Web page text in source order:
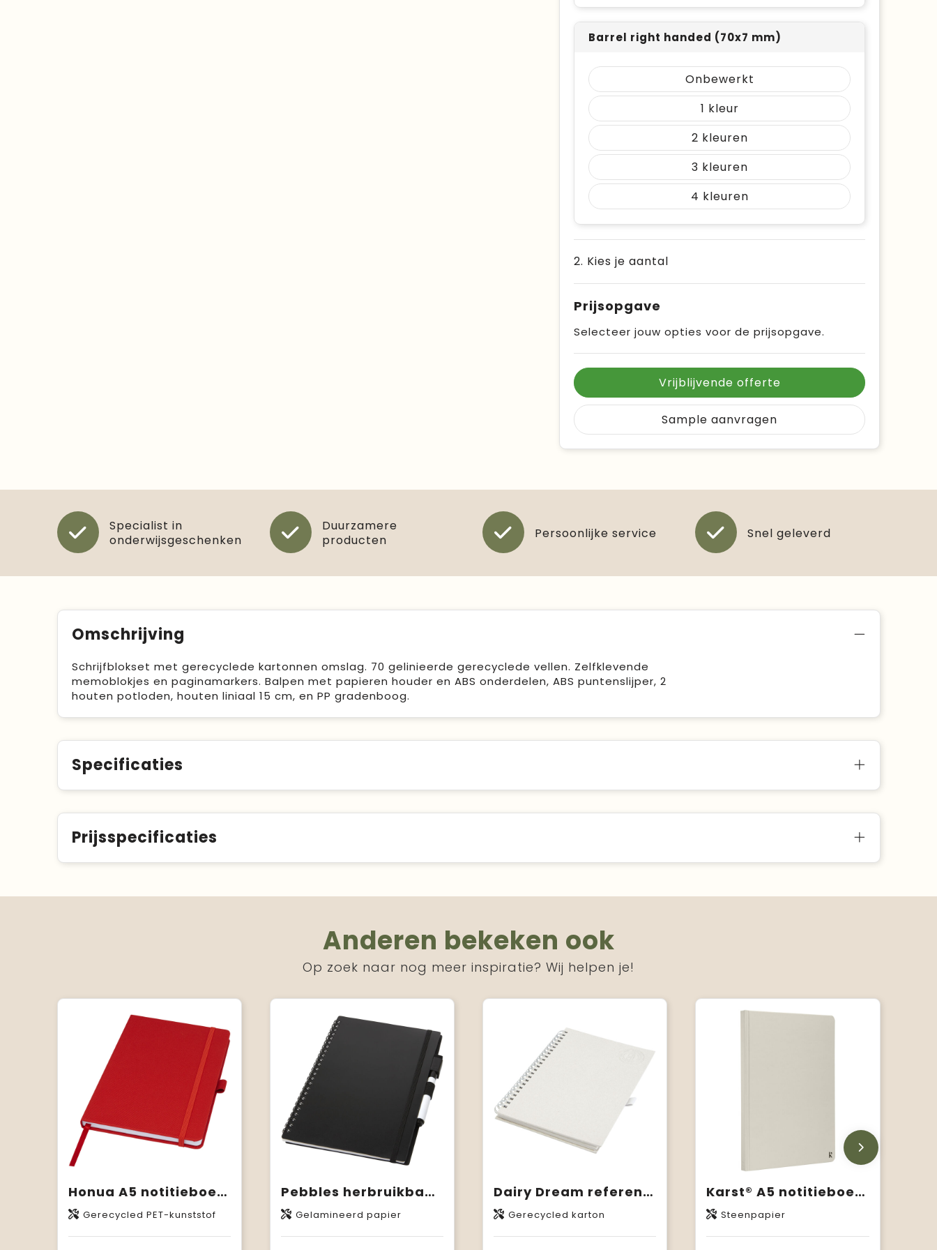
Barrel right handed (70x7 mm)
Onbewerkt
1
2
3
4
2. Kies je aantal
Prijsopgave
Selecteer jouw opties voor de prijsopgave.
Vrijblijvende offerte
Sample aanvragen
Specialist in
onderwijsgeschenken
Duurzamere
producten
Persoonlijke service Snel geleverd
Omschrijving
Schrijfblokset met gerecyclede kartonnen omslag. 70 gelinieerde gerecyclede vellen. Zelfklevende
memoblokjes en paginamarkers. Balpen met papieren houder en ABS onderdelen, ABS puntenslijper, 2
houten potloden, houten liniaal 15 cm, en PP gradenboog.
Specificaties
Prijsspecificaties
Anderen bekeken ook
Op zoek naar nog meer inspiratie? Wij helpen je!
Honua A5 notitieboek van gerecycled papier met gerecyclede PET cover
Gerecycled PET-kunststof
Pebbles herbruikbaar notitieboek in A5-formaat
Gelamineerd papier
Dairy Dream referentie A5 spiraal notitieboek gemaakt van gerecyclede melkpakken
Gerecycled karton
Karst® A5 notitieboek met hardcover
Steenpapier